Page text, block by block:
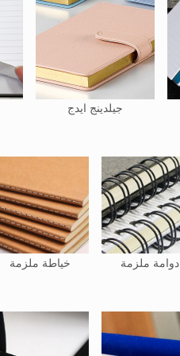
جيلدينج ايدج
خياطة ملزمة دوامة ملزمة